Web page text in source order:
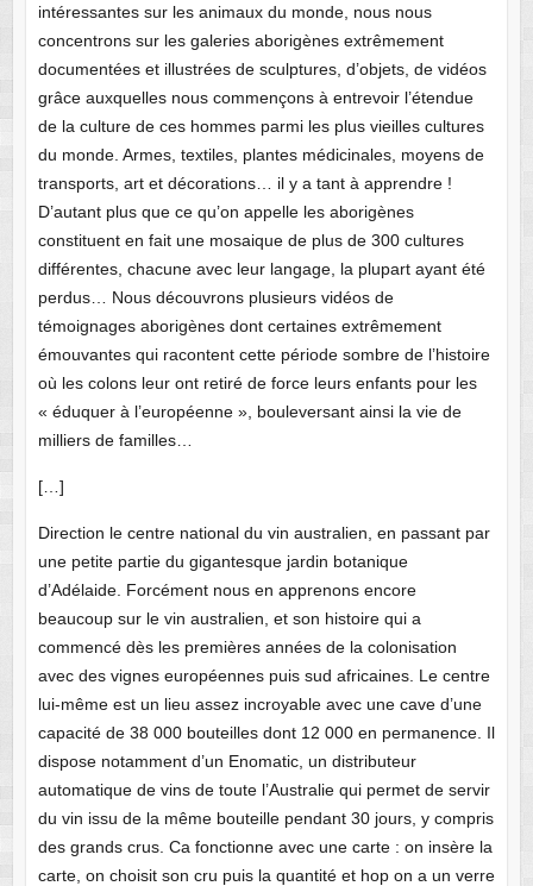
intéressantes sur les animaux du monde, nous nous
concentrons sur les galeries aborigènes extrêmement
documentées et illustrées de sculptures, d’objets, de vidéos
grâce auxquelles nous commençons à entrevoir l’étendue
de la culture de ces hommes parmi les plus vieilles cultures
du monde. Armes, textiles, plantes médicinales, moyens de
transports, art et décorations… il y a tant à apprendre !
D’autant plus que ce qu’on appelle les aborigènes
constituent en fait une mosaique de plus de 300 cultures
différentes, chacune avec leur langage, la plupart ayant été
perdus… Nous découvrons plusieurs vidéos de
témoignages aborigènes dont certaines extrêmement
émouvantes qui racontent cette période sombre de l’histoire
où les colons leur ont retiré de force leurs enfants pour les
« éduquer à l’européenne », bouleversant ainsi la vie de
milliers de familles…
[…]
Direction le centre national du vin australien, en passant par
une petite partie du gigantesque jardin botanique
d’Adélaide. Forcément nous en apprenons encore
beaucoup sur le vin australien, et son histoire qui a
commencé dès les premières années de la colonisation
avec des vignes européennes puis sud africaines. Le centre
lui-même est un lieu assez incroyable avec une cave d’une
capacité de 38 000 bouteilles dont 12 000 en permanence. Il
dispose notamment d’un Enomatic, un distributeur
automatique de vins de toute l’Australie qui permet de servir
du vin issu de la même bouteille pendant 30 jours, y compris
des grands crus. Ca fonctionne avec une carte : on insère la
carte, on choisit son cru puis la quantité et hop on a un verre